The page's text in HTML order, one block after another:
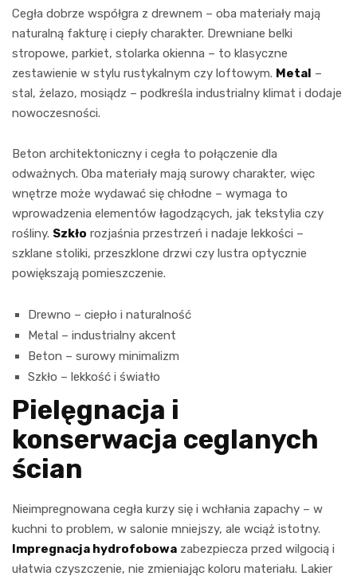
Cegła dobrze współgra z drewnem – oba materiały mają
naturalną fakturę i ciepły charakter. Drewniane belki
stropowe, parkiet, stolarka okienna – to klasyczne
zestawienie w stylu rustykalnym czy loftowym. Metal –
stal, żelazo, mosiądz – podkreśla industrialny klimat i dodaje
nowoczesności.
Beton architektoniczny i cegła to połączenie dla
odważnych. Oba materiały mają surowy charakter, więc
wnętrze może wydawać się chłodne – wymaga to
wprowadzenia elementów łagodzących, jak tekstylia czy
rośliny. Szkło rozjaśnia przestrzeń i nadaje lekkości –
szklane stoliki, przeszklone drzwi czy lustra optycznie
powiększają pomieszczenie.
Drewno – ciepło i naturalność
Metal – industrialny akcent
Beton – surowy minimalizm
Szkło – lekkość i światło
Pielęgnacja i
konserwacja ceglanych
ścian
Nieimpregnowana cegła kurzy się i wchłania zapachy – w
kuchni to problem, w salonie mniejszy, ale wciąż istotny.
Impregnacja hydrofobowa zabezpiecza przed wilgocią i
ułatwia czyszczenie, nie zmieniając koloru materiału. Lakier